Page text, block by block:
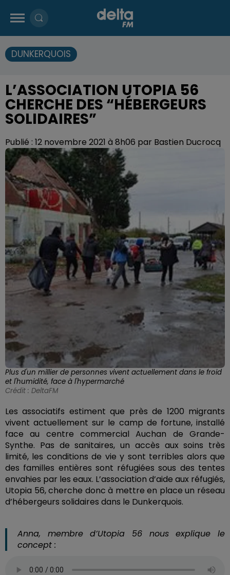
DUNKERQUOIS
L’ASSOCIATION UTOPIA 56
CHERCHE DES “HÉBERGEURS
SOLIDAIRES”
Publié : 12 novembre 2021 à 8h06 par Bastien Ducrocq
Plus d'un millier de personnes vivent actuellement dans le froid
et l'humidité, face à l'hypermarché
Crédit : DeltaFM
Les associatifs estiment que près de 1200 migrants
vivent actuellement sur le camp de fortune, installé
face au centre commercial Auchan de Grande-
Synthe. Pas de sanitaires, un accès aux soins très
limité, les conditions de vie y sont terribles alors que
des familles entières sont réfugiées sous des tentes
envahies par les eaux. L’association d’aide aux réfugiés,
Utopia 56, cherche donc à mettre en place un réseau
d’hébergeurs solidaires dans le Dunkerquois.
Anna, membre d’Utopia 56 nous explique le
concept :